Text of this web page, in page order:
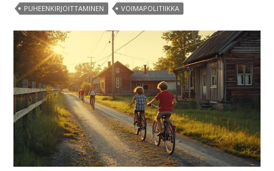
kohtalokas
PUHEENKIRJOITTAMINEN
VOIMAPOLITIIKKA